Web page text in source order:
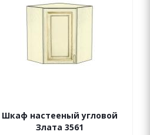
Шкаф настееный угловой
Злата 3561